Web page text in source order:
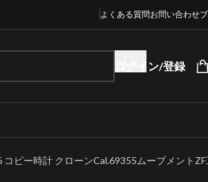
よくある質問お問い合わせ
ログイン/登録
ピー時計 クローンCal.69355ムーブメントZF